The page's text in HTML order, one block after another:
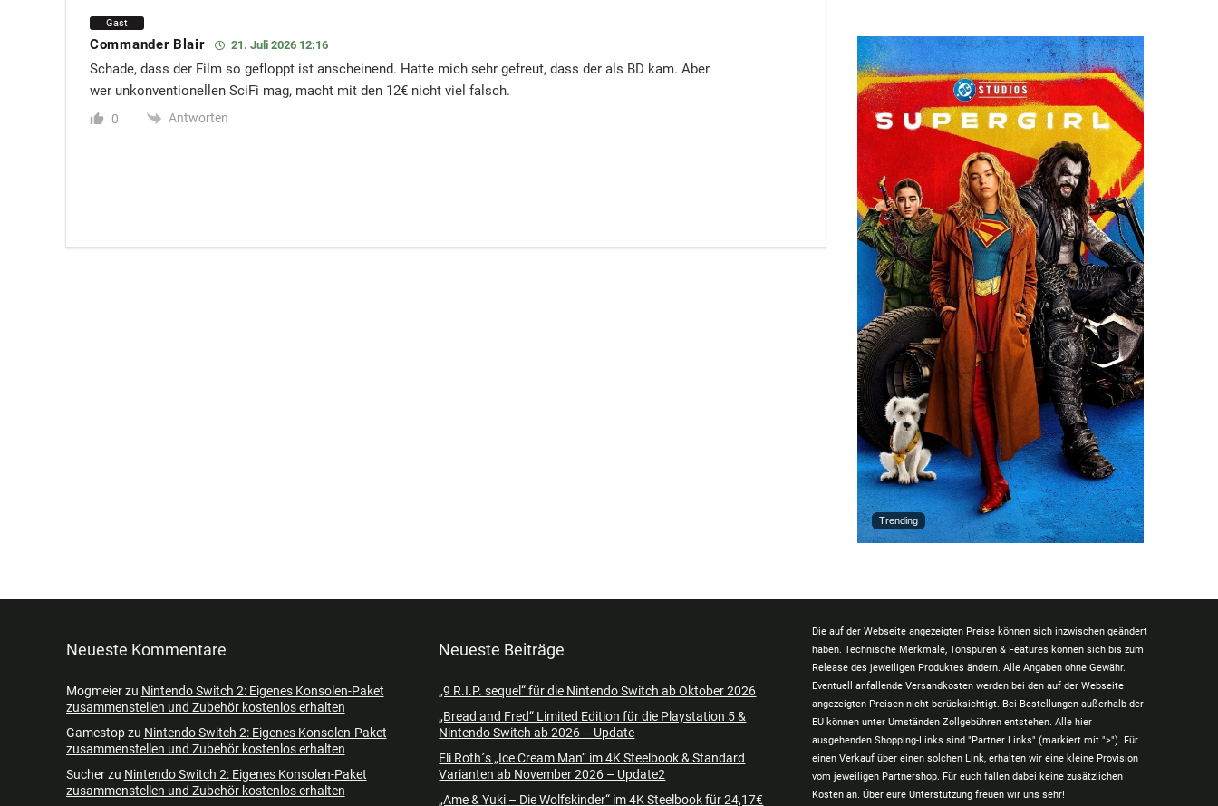
Gast
Commander Blair 21. Juli 2026 12:16
Schade, dass der Film so gefloppt ist anscheinend. Hatte mich sehr gefreut, dass der als BD kam. Aber
wer unkonventionellen SciFi mag, macht mit den 12€ nicht viel falsch.
0 Antworten
Trending
Neueste Kommentare
Mogmeierzu Nintendo Switch 2: Eigenes Konsolen-Paket
zusammenstellen und Zubehör kostenlos erhalten
Gamestopzu Nintendo Switch 2: Eigenes Konsolen-Paket
zusammenstellen und Zubehör kostenlos erhalten
Sucherzu Nintendo Switch 2: Eigenes Konsolen-Paket
zusammenstellen und Zubehör kostenlos erhalten
Neueste Beiträge
„9 R.I.P. sequel“ für die Nintendo Switch ab Oktober 2026
„Bread and Fred“ Limited Edition für die Playstation 5 &
Nintendo Switch ab 2026 – Update
Eli Roth´s „Ice Cream Man“ im 4K Steelbook & Standard
Varianten ab November 2026 – Update2
„Ame & Yuki – Die Wolfskinder“ im 4K Steelbook für 24,17€
Die auf der Webseite angezeigten Preise können sich inzwischen geändert
haben. Technische Merkmale, Tonspuren & Features können sich bis zum
Release des jeweiligen Produktes ändern. Alle Angaben ohne Gewähr.
Eventuell anfallende Versandkosten werden bei den auf der Webseite
angezeigten Preisen nicht berücksichtigt. Bei Bestellungen außerhalb der
EU können unter Umständen Zollgebühren entstehen. Alle hier
ausgehenden Shopping-Links sind "Partner Links" (markiert mit ">"). Für
einen Verkauf über einen solchen Link, erhalten wir eine kleine Provision
vom jeweiligen Partnershop. Für euch fallen dabei keine zusätzlichen
Kosten an. Über eure Unterstützung freuen wir uns sehr!